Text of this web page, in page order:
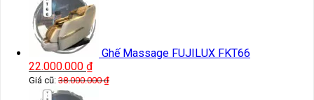
Ghế Massage FUJILUX FKT66
22.000.000 ₫
Giá cũ: 38.000.000₫